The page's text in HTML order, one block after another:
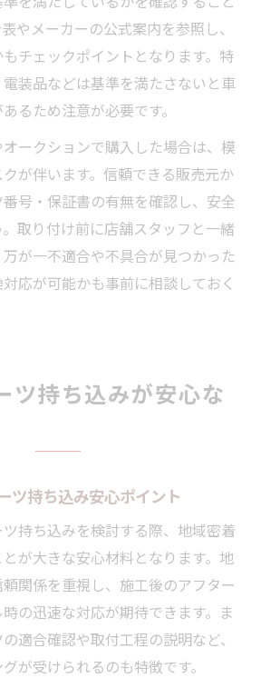
やメーカーの公式案内を参照し、
チェックポイントとなります。特
装品などは基準を満たさないと車
るため注意が必要です。
ークションで購入した場合は、模
が伴います。信頼できる販売元か
号・保証書の有無を確認し、安全
取り付け前に店舗スタッフと一緒
が一不適合や不具合が見つかった
応が可能かも事前に相談しておく
ツ持ち込みが安心な
ツ持ち込み安心ポイント
持ち込みを検討する際、地域密着
が大きな安心材料となります。地
関係を重視し、施工後のアフター
の迅速な対応が期待できます。ま
適合確認や取付工程の説明など、
が受けられるのも特徴です。